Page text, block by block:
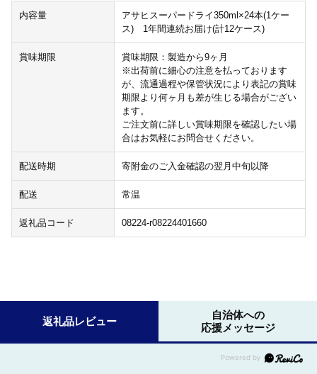
内容量
アサヒスーパードライ350ml×24本(1ケー
ス) 1年間連続お届け(計12ケース)
賞味期限
賞味期限：製造から9ヶ月
※出荷前に細心の注意を払っております
が、流通過程や保管状況により表記の賞味
期限より何ヶ月も差が生じる場合がござい
ます。
ご注文前に詳しい賞味期限を確認したい場
合はお気軽にお問合せください。
配送時期 寄附金のご入金確認の翌月中旬以降
配送 常温
返礼品コード 08224-r08224401660
返礼品レビュー
自治体への
応援メッセージ